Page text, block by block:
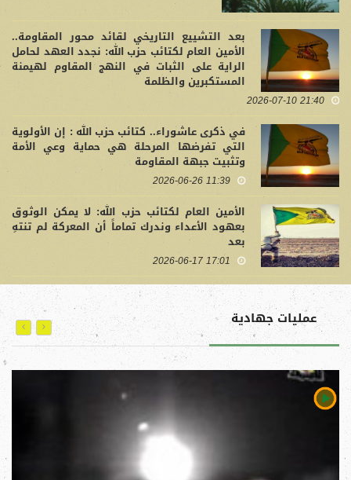
بعد التشييع التاريخي لقائد محور المقاومة..
الأمين العام لكتائب حزب الله: نجدد العهد لحامل
الراية على الثبات في النهج المقاوم لهيمنة
المستكبرين والظلمة
21:40 2026-07-10
في ذكرى عاشوراء.. كتائب حزب الله : إن الأولوية
التي تفرضها المرحلة هي حماية وعي الأمة
وتثبيت جبهة المقاومة
11:39 2026-06-26
الأمين العام لكتائب حزب الله: لا يمكن الوثوق
بعهود الأعداء وندرك تماماً أن المعركة لم تنتهِ
بعد
17:01 2026-06-17
عمليات جهادية